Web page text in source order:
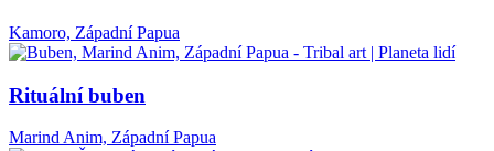
Kamoro, Západní Papua
Rituální buben
Marind Anim, Západní Papua